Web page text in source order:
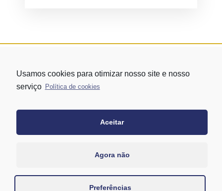
andar – conj. 1305 – Vila Mariana - São Paulo/SP
Usamos cookies para otimizar nosso site e nosso
serviço Política de cookies
Aceitar
Agora não
Preferências